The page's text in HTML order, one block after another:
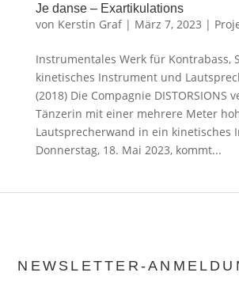
Je danse – Exartikulations
von Kerstin Graf| März 7, 2023 |
Instrumentales Werk für Kontrabass,
kinetisches Instrument und
(2018) Die Compagnie DISTORSIONS
Tänzerin mit einer mehrere Meter
Lautsprecherwand in ein kinetisches
Donnerstag, 18. Mai 2023, kommt...
NEWSLETTER-